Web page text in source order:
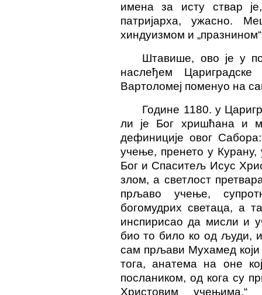
имена за исту ствар
патријарха, ужасно.
хиндуизмом и
Штавише, ово је у
наслеђем Цариградске
Вартоломеј поменуо на
Године 1180. у
ли је Бог хришћана и
дефиниције овог
учење, пренето у
Бог и Спаситељ Исус
злом, а светлост
прљаво учење,
богомудрих светаца, а
инспирисао да мисли и
био то било ко од људи,
сам прљави Мухамед који
тога, анатема на оне
послаником, од кога су
Христовим учењима.“